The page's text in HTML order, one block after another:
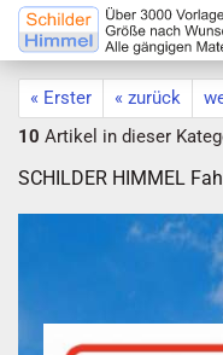
« Erster « zurück
10 Artikel in dieser
SCHILDER HIMMEL